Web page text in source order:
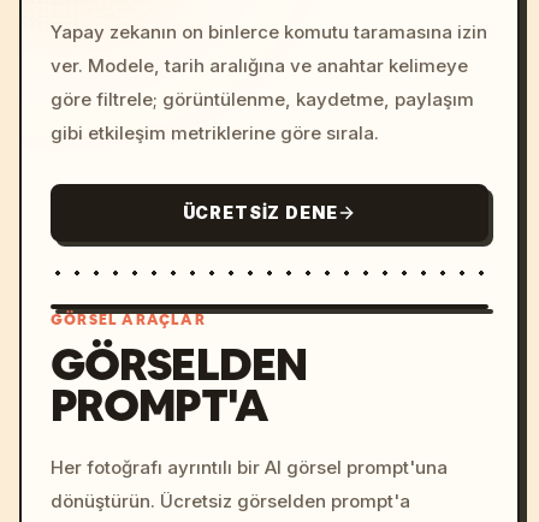
Yapay zekanın on binlerce komutu taramasına izin
ver. Modele, tarih aralığına ve anahtar kelimeye
göre filtrele; görüntülenme, kaydetme, paylaşım
gibi etkileşim metriklerine göre sırala.
ÜCRETSIZ DENE
colors, 8k --v 6.0
GÖRSEL ARAÇLAR
GÖRSELDEN
PROMPT'A
Her fotoğrafı ayrıntılı bir AI görsel prompt'una
dönüştürün. Ücretsiz görselden prompt'a